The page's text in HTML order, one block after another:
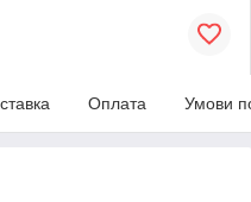
Оплата Умови